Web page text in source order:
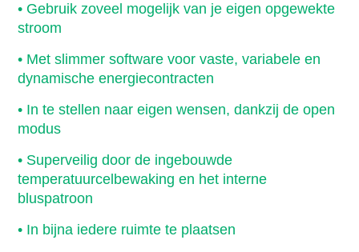
• Gebruik zoveel mogelijk van je eigen opgewekte
stroom
• Met slimmer software voor vaste, variabele en
dynamische energiecontracten
• In te stellen naar eigen wensen, dankzij de open
modus
• Superveilig door de ingebouwde
temperatuurcelbewaking en het interne
bluspatroon
• In bijna iedere ruimte te plaatsen